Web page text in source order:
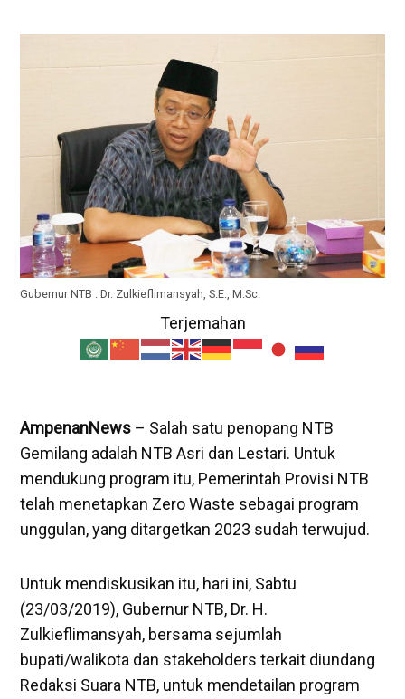
Gubernur NTB : Dr. Zulkieflimansyah, S.E., M.Sc.
Terjemahan
AmpenanNews – Salah satu penopang NTB
Gemilang adalah NTB Asri dan Lestari. Untuk
mendukung program itu, Pemerintah Provisi NTB
telah menetapkan Zero Waste sebagai program
unggulan, yang ditargetkan 2023 sudah terwujud.
Untuk mendiskusikan itu, hari ini, Sabtu
(23/03/2019), Gubernur NTB, Dr. H.
Zulkieflimansyah, bersama sejumlah
bupati/walikota dan stakeholders terkait diundang
Redaksi Suara NTB, untuk mendetailan program